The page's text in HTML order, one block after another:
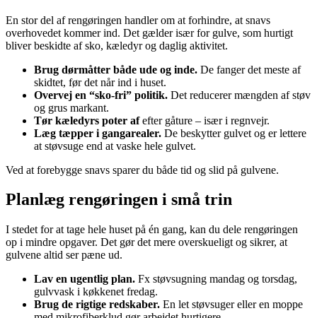
En stor del af rengøringen handler om at forhindre, at snavs
overhovedet kommer ind. Det gælder især for gulve, som hurtigt
bliver beskidte af sko, kæledyr og daglig aktivitet.
Brug dørmåtter både ude og inde. De fanger det meste af
skidtet, før det når ind i huset.
Overvej en “sko-fri” politik. Det reducerer mængden af støv
og grus markant.
Tør kæledyrs poter afefter gåture – især i regnvejr.
Læg tæpper i gangarealer. De beskytter gulvet og er lettere
at støvsuge end at vaske hele gulvet.
Ved at forebygge snavs sparer du både tid og slid på gulvene.
Planlæg rengøringen i små trin
I stedet for at tage hele huset på én gang, kan du dele rengøringen
op i mindre opgaver. Det gør det mere overskueligt og sikrer, at
gulvene altid ser pæne ud.
Lav en ugentlig plan. Fx støvsugning mandag og torsdag,
gulvvask i køkkenet fredag.
Brug de rigtige redskaber. En let støvsuger eller en moppe